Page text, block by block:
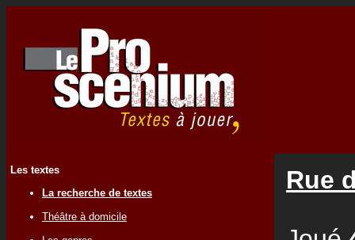
Les textes
La recherche de textes
Théâtre à domicile
Rue